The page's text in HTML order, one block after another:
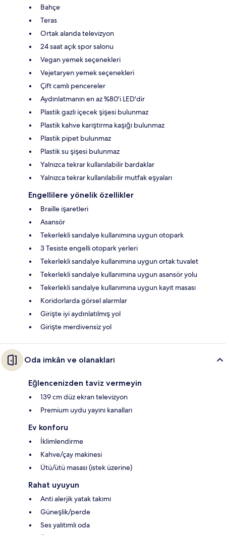
Bahçe
Teras
Ortak alanda televizyon
24 saat açık spor salonu
Vegan yemek seçenekleri
Vejetaryen yemek seçenekleri
Çift camlı pencereler
Aydınlatmanın en az %80'i LED'dir
Plastik gazlı içecek şişesi bulunmaz
Plastik kahve karıştırma kaşığı bulunmaz
Plastik pipet bulunmaz
Plastik su şişesi bulunmaz
Yalnızca tekrar kullanılabilir bardaklar
Yalnızca tekrar kullanılabilir mutfak eşyaları
Engellilere yönelik özellikler
Braille işaretleri
Asansör
Tekerlekli sandalye kullanımına uygun otopark
3 Tesiste engelli otopark yerleri
Tekerlekli sandalye kullanımına uygun ortak tuvalet
Tekerlekli sandalye kullanımına uygun asansör yolu
Tekerlekli sandalye kullanımına uygun kayıt masası
Koridorlarda görsel alarmlar
Girişte iyi aydınlatılmış yol
Girişte merdivensiz yol
Oda imkân ve olanakları
Eğlencenizden taviz vermeyin
139 cm düz ekran televizyon
Premium uydu yayını kanalları
Ev konforu
İklimlendirme
Kahve/çay makinesi
Ütü/ütü masası (istek üzerine)
Rahat uyuyun
Anti alerjik yatak takımı
Güneşlik/perde
Ses yalıtımlı oda